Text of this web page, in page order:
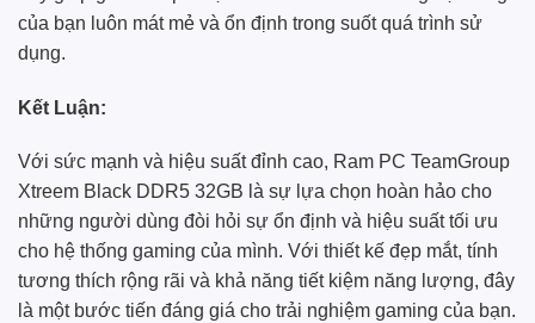
của bạn luôn mát mẻ và ổn định trong suốt quá trình sử
dụng.
Kết Luận:
Với sức mạnh và hiệu suất đỉnh cao, Ram PC TeamGroup
Xtreem Black DDR5 32GB là sự lựa chọn hoàn hảo cho
những người dùng đòi hỏi sự ổn định và hiệu suất tối ưu
cho hệ thống gaming của mình. Với thiết kế đẹp mắt, tính
tương thích rộng rãi và khả năng tiết kiệm năng lượng, đây
là một bước tiến đáng giá cho trải nghiệm gaming của bạn.